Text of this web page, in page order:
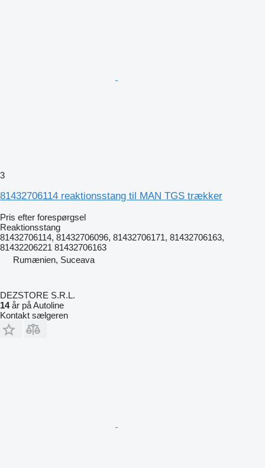
3
81432706114 reaktionsstang til MAN TGS trækker
Pris efter forespørgsel
Reaktionsstang
81432706114, 81432706096, 81432706171, 81432706163,
81432206221 81432706163
Rumænien, Suceava
DEZSTORE S.R.L.
14år på Autoline
Kontakt sælgeren